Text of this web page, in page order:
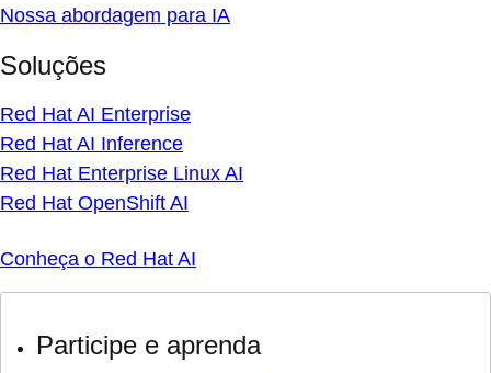
Nossa abordagem para IA
Soluções
Red Hat AI Enterprise
Red Hat AI Inference
Red Hat Enterprise Linux AI
Red Hat OpenShift AI
Conheça o Red Hat AI
Participe e aprenda